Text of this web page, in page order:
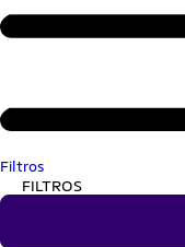
Filtros
FILTROS